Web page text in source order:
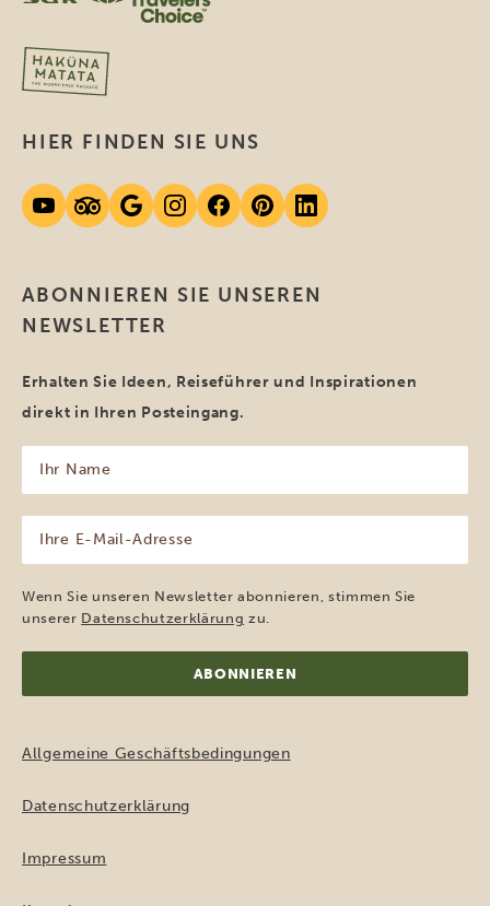
ABONNIEREN SIE UNSEREN
NEWSLETTER
Erhalten Sie Ideen, Reiseführer und Inspirationen
direkt in Ihren Posteingang.
Name
(erforderlich)
Mail-
Adresse
(erforderlich)
Wenn Sie unseren Newsletter abonnieren, stimmen Sie
unserer Datenschutzerklärung zu.
HIER FINDEN SIE UNS
Allgemeine Geschäftsbedingungen
Datenschutzerklärung
Impressum